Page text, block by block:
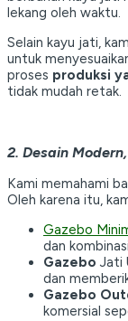
lekang oleh waktu.
Selain kayu jati,
untuk
proses produksi
tidak mudah retak.
2. Desain
Kami memahami
Oleh karena itu,
Gazebo
dan
Gazebo Jati
dan
Gazebo
komersial